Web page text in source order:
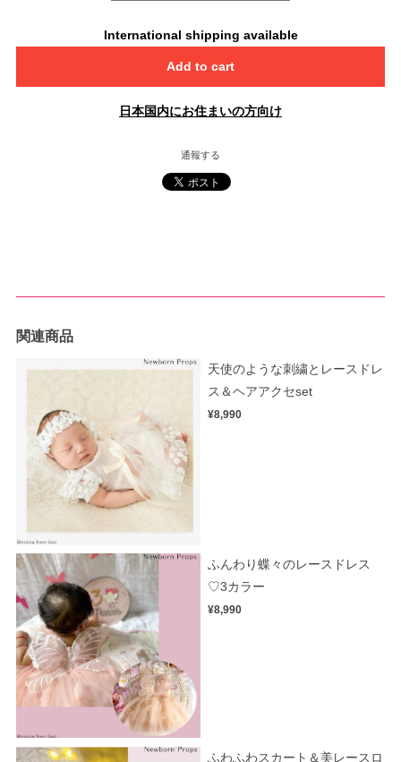
International shipping available
Add to cart
日本国内にお住まいの方向け
通報する
関連商品
天使のような刺繍とレースドレ
ス＆ヘアアクセset
¥8,990
ふんわり蝶々のレースドレス
♡3カラー
¥8,990
ふわふわスカート＆美レースロ